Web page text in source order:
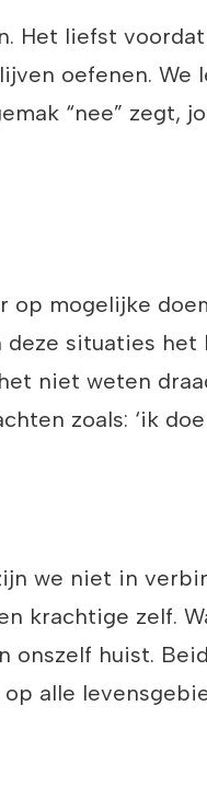
Het liefst
oefenen. We
“nee” zegt,
mogelijke
situaties het
niet weten
zoals: ‘ik doe
we niet in
krachtige zelf.
onszelf huist.
alle